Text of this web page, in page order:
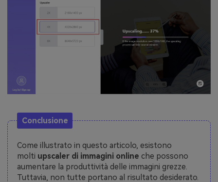
Conclusione
Come illustrato in questo articolo, esistono
molti upscaler di immagini online che possono
aumentare la produttività delle immagini grezze.
Tuttavia, non tutte portano al risultato desiderato.